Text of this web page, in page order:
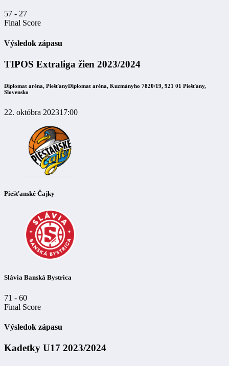
57 - 27
Final Score
Výsledok zápasu
TIPOS Extraliga žien 2023/2024
Diplomat aréna, PiešťanyDiplomat aréna, Kuzmányho 7820/19, 921 01 Piešťany,
Slovensko
22. októbra 202317:00
Piešťanské Čajky
Slávia Banská Bystrica
71 - 60
Final Score
Výsledok zápasu
Kadetky U17 2023/2024